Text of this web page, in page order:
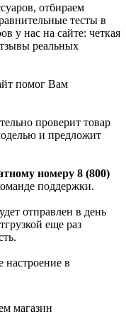
отбираем
тесты в
у нас на сайте: четкая
реальных
помог Вам
проверит товар
и предложит
номеру 8 (800)
поддержки.
отправлен в день
еще раз
настроение в
магазин